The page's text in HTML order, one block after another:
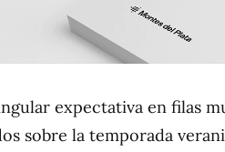
expectativa en filas
sobre la temporada